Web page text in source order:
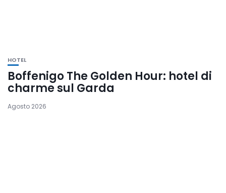
HOTEL
Boffenigo The Golden Hour: hotel di
charme sul Garda
Agosto 2026